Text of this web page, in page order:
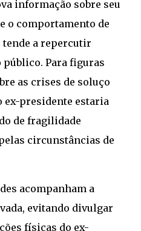
informação sobre seu
o comportamento de
a repercutir
Para figuras
as crises de soluço
ex-presidente estaria
de fragilidade
circunstâncias de
acompanham a
evitando divulgar
físicas do ex-